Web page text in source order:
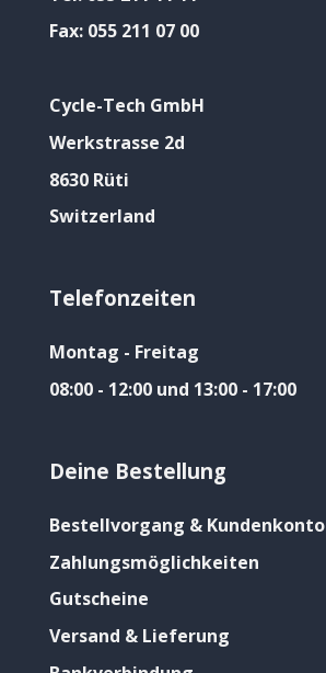
Fax: 055 211 07 00
Cycle-Tech GmbH
Werkstrasse 2d
8630 Rüti
Switzerland
Telefonzeiten
Montag - Freitag
08:00 - 12:00 und 13:00 - 17:00
Deine Bestellung
Bestellvorgang & Kundenkonto
Zahlungsmöglichkeiten
Gutscheine
Versand & Lieferung